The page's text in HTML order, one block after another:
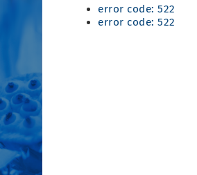
error code: 522
error code: 522